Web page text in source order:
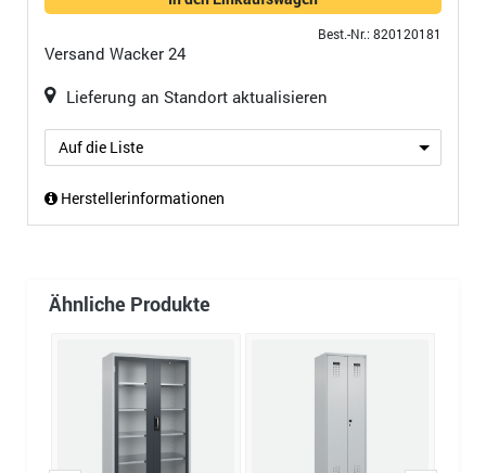
Best.-Nr.: 820120181
Versand Wacker 24
Lieferung an Standort aktualisieren
Auf die Liste
Herstellerinformationen
Ähnliche Produkte